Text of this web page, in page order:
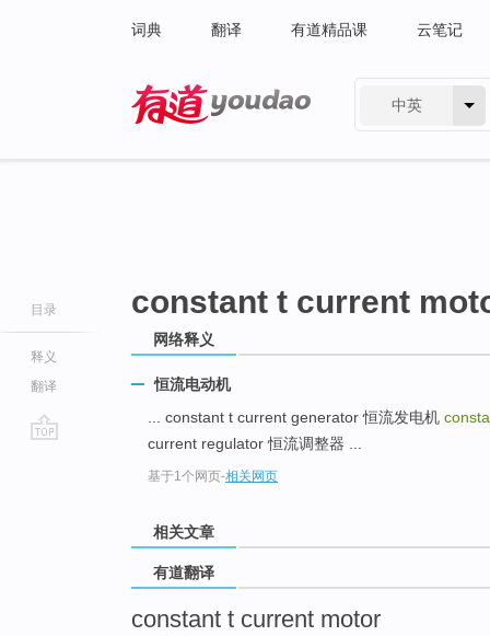
词典 翻译 有道精品课 云笔记
中英
目录
释义
翻译
constant t current
网络释义
恒流电动机
... constant t current generator 恒流发电机
current regulator 恒流调整器 ...
基于1个网页-相关网页
相关文章
有道翻译
constant t current motor